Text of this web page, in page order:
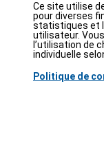
Database
Partners
GDPR
des vulnérabilités
.
Ce site utilise
pour diverses
statistiques et
utilisateur.
l’utilisation de
individuelle
Politique de